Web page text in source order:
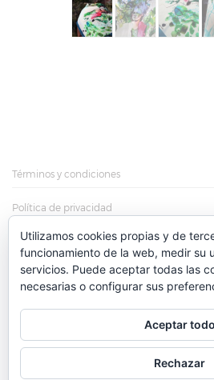
Términos y condiciones
Política de privacidad
Política de cookies
Más información sobre las cookies
reserved.
Utilizamos cookies propias y de
funcionamiento de la web, medir su
servicios. Puede aceptar todas las
necesarias o configurar sus
Aceptar todo
Rechazar